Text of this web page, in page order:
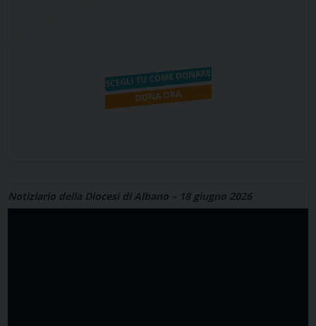
Notiziario della Diocesi di Albano – 18 giugno 2026